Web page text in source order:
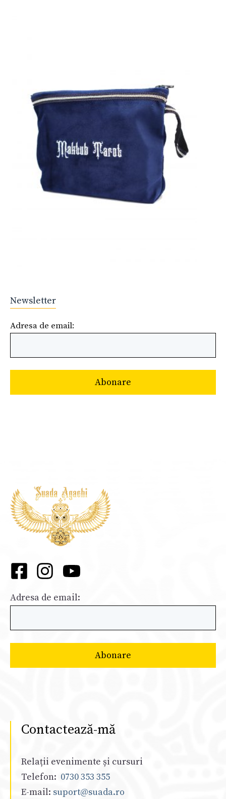
Newsletter
Adresa de email:
Adresa de email:
Contactează-mă
Relații evenimente și cursuri
Telefon: 0730 353 355
E-mail: suport@suada.ro